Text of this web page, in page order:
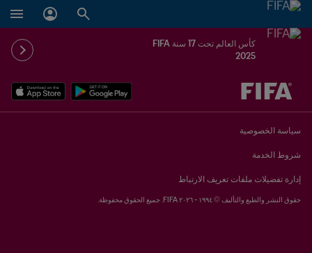
كأس العالم تحت 17 سنة FIFA
2025
يُحدَّد لاحقاً ضد يُحدَّد لاحقاً
سياسة الخصوصية
شروط الخدمة
إدارة تفضيلات ملفات تعريف الارتباط
حقوق النشر والطبع والتأليف © ١٩٩٤ - ٢٠٢٦ FIFA. جميع الحقوق محفوظة.